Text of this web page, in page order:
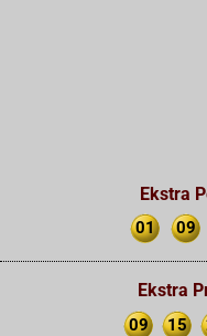
Ekstra
01 09
Ekstra
09 15